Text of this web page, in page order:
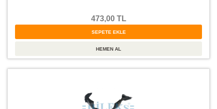
473,00 TL